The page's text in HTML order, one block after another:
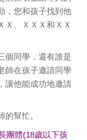
，您和孩子找到他
Ｘ、ＸＸＸ和ＸＸ
個同學，還有誰是
師在孩子邀請同學
讓他能成功地邀請
的幫忙。
團體(18歲以下孩